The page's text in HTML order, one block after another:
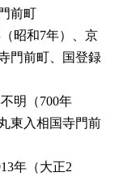
前町
（昭和7年）、京
門前町、国登録
不明（700年
東入相国寺門前
年（大正2